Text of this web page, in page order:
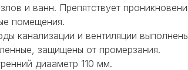
и ванн. Препятствует
помещения.
канализации и вентиляции
защищены от промерзания.
диааметр 110 мм.